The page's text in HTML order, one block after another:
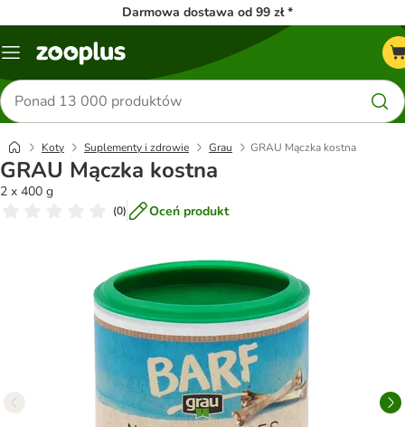
Darmowa dostawa od 99 zł *
Menu
Szukaj
produktów
Koty Suplementy i zdrowie Grau GRAU Mączka kostna
GRAU Mączka kostna
2 x 400 g
(0) Oceń produkt